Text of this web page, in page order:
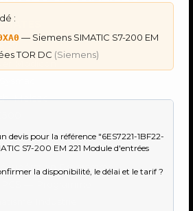
:
— Siemens SIMATIC S7-200 EM
TOR DC (Siemens)
Modicon
Melsec
Programme
Industriel